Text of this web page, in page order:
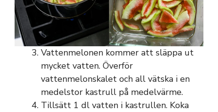
Vattenmelonen kommer att släppa ut
mycket vatten. Överför
vattenmelonskalet och all vätska i en
medelstor kastrull på medelvärme.
Tillsätt 1 dl vatten i kastrullen. Koka